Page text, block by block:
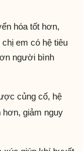
hóa tốt hơn,
em có hệ tiêu
người bình
củng cố, hệ
hơn, giảm nguy